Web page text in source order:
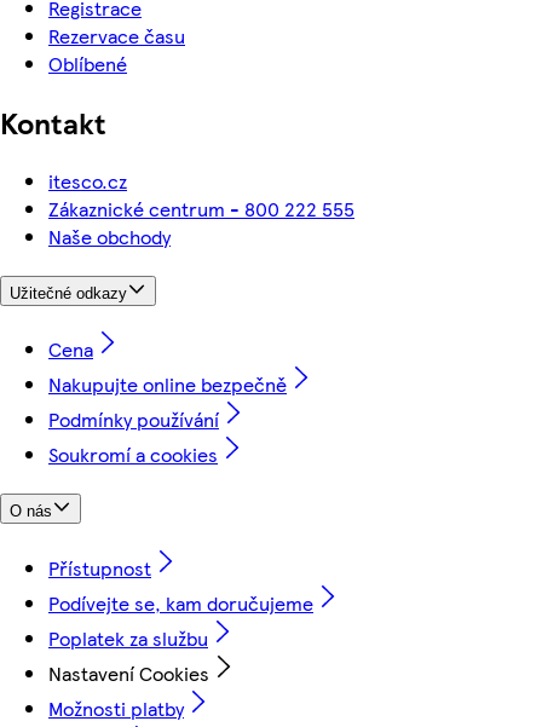
Registrace
Rezervace času
Oblíbené
Kontakt
itesco.cz
Zákaznické centrum - 800 222 555
Naše obchody
Užitečné odkazy
Cena
Nakupujte online bezpečně
Podmínky používání
Soukromí a cookies
O nás
Přístupnost
Podívejte se, kam doručujeme
Poplatek za službu
Nastavení Cookies
Možnosti platby